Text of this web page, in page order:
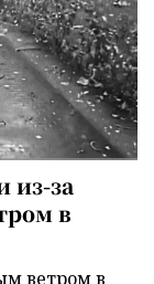
из-за
в
ветром в